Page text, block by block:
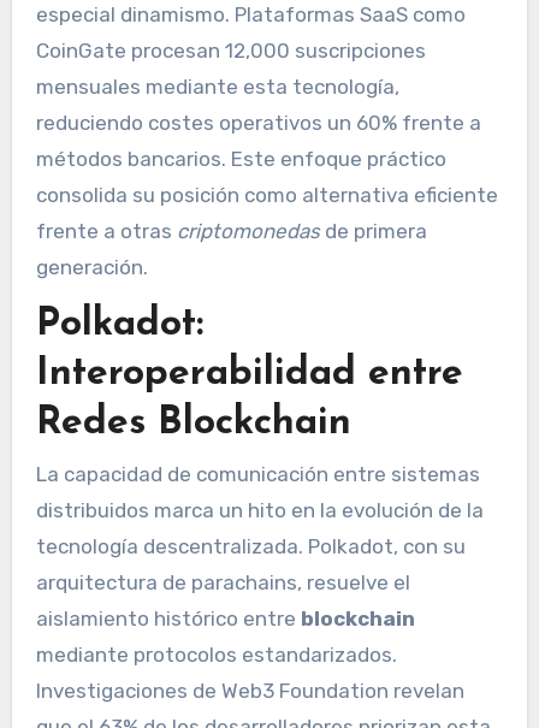
especial dinamismo. Plataformas SaaS como
CoinGate procesan 12,000 suscripciones
mensuales mediante esta tecnología,
reduciendo costes operativos un 60% frente a
métodos bancarios. Este enfoque práctico
consolida su posición como alternativa eficiente
frente a otras criptomonedasde primera
generación.
Polkadot:
Interoperabilidad entre
Redes Blockchain
La capacidad de comunicación entre sistemas
distribuidos marca un hito en la evolución de la
tecnología descentralizada. Polkadot, con su
arquitectura de parachains, resuelve el
aislamiento histórico entre blockchain
mediante protocolos estandarizados.
Investigaciones de Web3 Foundation revelan